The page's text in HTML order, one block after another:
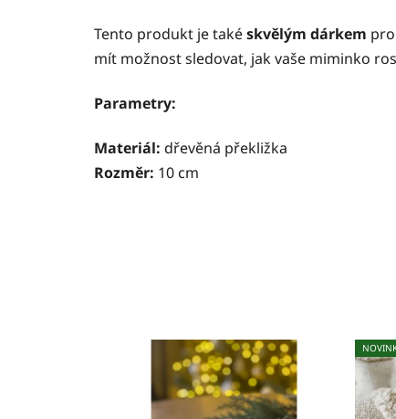
Tento produkt je takéskvělým dárkem
mít možnost sledovat, jak vaše miminko
Parametry:
Materiál: dřevěná překližka
Rozměr: 10 cm